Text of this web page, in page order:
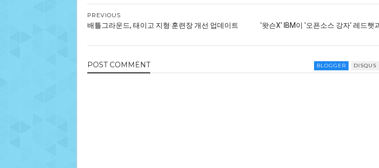
'왓슨X' IBM이 '오픈소스 강자' 레드햇
PREVIOUS
배틀그라운드, 태이고 지형·훈련장 개선 업데이트
POST COMMENT BLOGGER DISQUS